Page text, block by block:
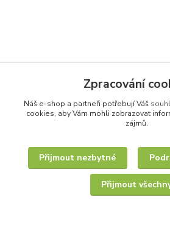
Zpracování
Náš e-shop a partneři potřebují Váš
cookies, aby Vám mohli zobrazovat
zájmů.
Přijmout nezbytné
Přijmout